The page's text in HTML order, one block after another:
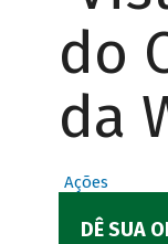
do
da
Ações
DÊ SUA